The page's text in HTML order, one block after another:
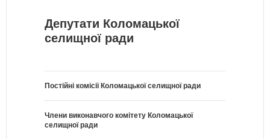
Депутати Коломацької
селищної ради
Постійні комісії Коломацької селищної ради
Члени виконавчого комітету Коломацької
селищної ради